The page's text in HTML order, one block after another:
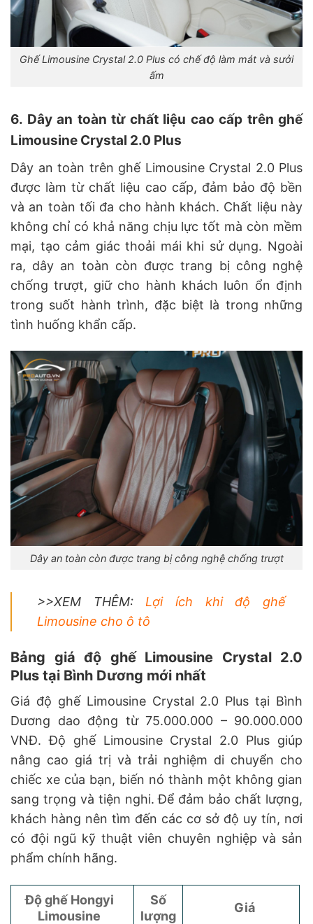
Ghế Limousine Crystal 2.0 Plus có chế độ làm mát và sưởi
ấm
6. Dây an toàn từ chất liệu cao cấp trên ghế
Limousine Crystal 2.0 Plus
Dây an toàn trên ghế Limousine Crystal 2.0 Plus
được làm từ chất liệu cao cấp, đảm bảo độ bền
và an toàn tối đa cho hành khách. Chất liệu này
không chỉ có khả năng chịu lực tốt mà còn mềm
mại, tạo cảm giác thoải mái khi sử dụng. Ngoài
ra, dây an toàn còn được trang bị công nghệ
chống trượt, giữ cho hành khách luôn ổn định
trong suốt hành trình, đặc biệt là trong những
tình huống khẩn cấp.
Dây an toàn còn được trang bị công nghệ chống trượt
>>XEM THÊM:Lợi ích khi độ ghế
Limousine cho ô tô
Bảng giá độ ghế Limousine Crystal 2.0
Plus tại Bình Dương mới nhất
Giá độ ghế Limousine Crystal 2.0 Plus tại Bình
Dương dao động từ 75.000.000 – 90.000.000
VNĐ. Độ ghế Limousine Crystal 2.0 Plus giúp
nâng cao giá trị và trải nghiệm di chuyển cho
chiếc xe của bạn, biến nó thành một không gian
sang trọng và tiện nghi. Để đảm bảo chất lượng,
khách hàng nên tìm đến các cơ sở độ uy tín, nơi
có đội ngũ kỹ thuật viên chuyên nghiệp và sản
phẩm chính hãng.
Độ ghế Hongyi
Limousine
Số
lượng
Giá